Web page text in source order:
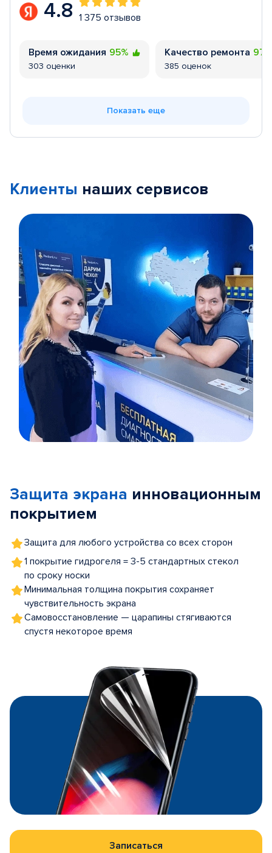
4.8 1 375 отзывов
Время ожидания 95%
303 оценки
Качество ремонта
385 оценок
Показать еще
Клиенты наших сервисов
5
Защита экрана инновационным
покрытием
Защита для любого устройства со всех сторон
1 покрытие гидрогеля = 3-5 стандартных стекол
по сроку носки
Минимальная толщина покрытия сохраняет
чувствительность экрана
Самовосстановление — царапины стягиваются
спустя некоторое время
Записаться